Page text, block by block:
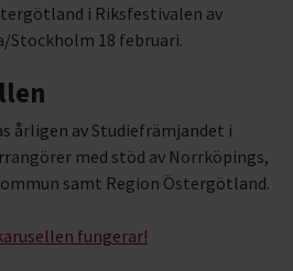
i Riksfestivalen av
Stockholm 18 februari.
årligen av Studiefrämjandet i
med stöd av Norrköpings,
samt Region Östergötland.
fungerar!